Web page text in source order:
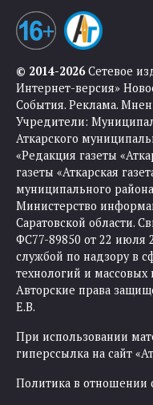
© 2014-2026Сетевое
Интернет-версия»
События. Реклама.
Учредители:
Аткарского
«Редакция газеты
газеты «Аткарская
муниципального
Министерство
Саратовской области.
ФС77-89850 от 22 июля
службой по надзору в
технологий и
Авторские права
Е.В.
При использовании
гиперссылка на сайт
Политика в отношении